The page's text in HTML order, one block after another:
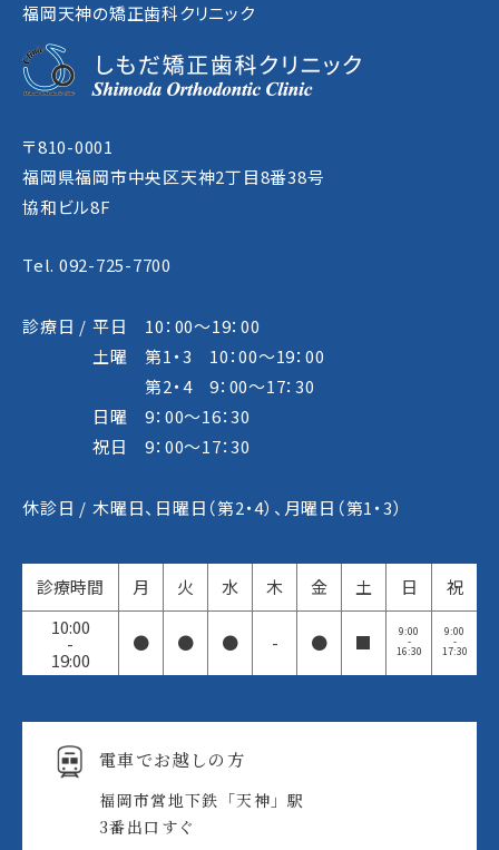
福岡天神の矯正歯科クリニック
〒810-0001
福岡県福岡市中央区天神2丁目8番38号
協和ビル8F
Tel. 092-725-7700
診療日 / 平日 10：00～19：00
土曜 第1・3 10：00～19：00
第2・4 9：00～17：30
日曜 9：00～16：30
祝日 9：00～17：30
休診日 / 木曜日、日曜日（第2・4）、月曜日（第1・3）
診療時間 月 火 水 木 金 土 日
祝
10:00
-
19:00
● ● ● - ● ■ 9:00
-
16:30
9:00
-
17:30
電車でお越しの方
福岡市営地下鉄「天神」駅
3番出口すぐ